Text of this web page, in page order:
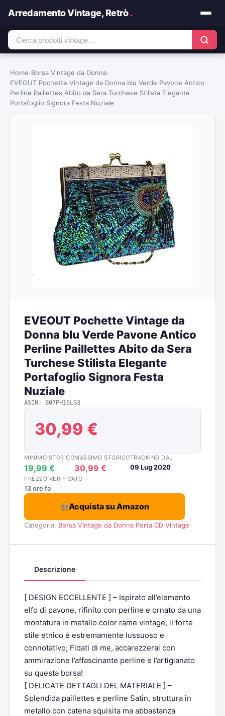
Arredamento Vintage, Retrò.
Home›Borsa Vintage da Donna›
EVEOUT Pochette Vintage da Donna blu Verde Pavone Antico
Perline Paillettes Abito da Sera Turchese Stilista Elegante
Portafoglio Signora Festa Nuziale
EVEOUT Pochette Vintage da
Donna blu Verde Pavone Antico
Perline Paillettes Abito da Sera
Turchese Stilista Elegante
Portafoglio Signora Festa
Nuziale
ASIN: B07PH16LG3
30,99 €
MINIMO STORICO
19,99 €
MASSIMO STORICO
30,99 €
TRACKING DAL
09 Lug 2020
PREZZO VERIFICATO
13 ore fa
Acquista su Amazon
Categoria: Borsa Vintage da Donna Porta CD Vintage
Descrizione
[ DESIGN ECCELLENTE ] – Ispirato all’elemento
elfo di pavone, rifinito con perline e ornato da una
montatura in metallo color rame vintage, il forte
stile etnico è estremamente lussuoso e
connotativo; Fidati di me, accarezzerai con
ammirazione l’affascinante perline e l’artigianato
su questa borsa!
[ DELICATE DETTAGLI DEL MATERIALE ] –
Splendida paillettes e perline Satin, struttura in
metallo con catena squisita ma abbastanza